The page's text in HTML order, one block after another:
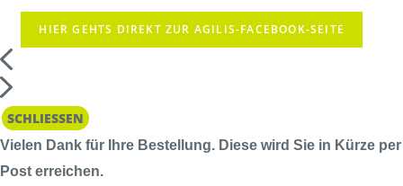
HIER GEHTS DIREKT ZUR AGILIS-FACEBOOK-SEITE
SCHLIESSEN
Vielen Dank für Ihre Bestellung. Diese wird Sie in Kürze per
Post erreichen.